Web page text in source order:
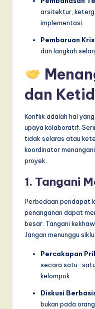
arsitektur,
implementasi.
Pembaruan
dan langkah
dan
Konflik adalah hal
upaya kolaboratif.
tidak selaras atau
koordinator
proyek.
1. Tangani
Perbedaan pendapat
penanganan dapat
besar. Tangani
Jangan menunggu
Percakapan
secara satu-
kelompok.
Diskusi
bukan pada